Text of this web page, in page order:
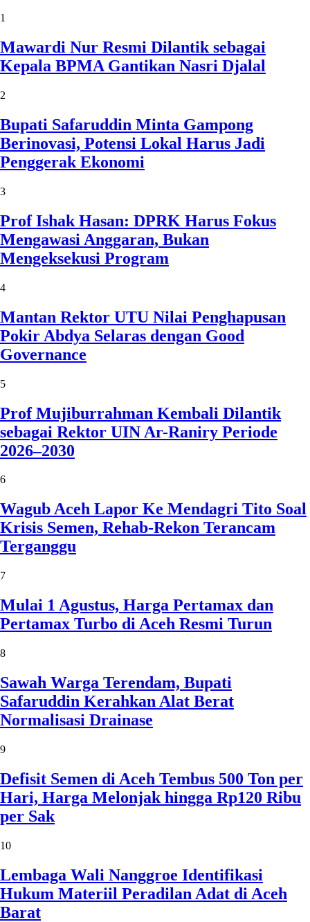
1
Mawardi Nur Resmi Dilantik sebagai
Kepala BPMA Gantikan Nasri Djalal
2
Bupati Safaruddin Minta Gampong
Berinovasi, Potensi Lokal Harus Jadi
Penggerak Ekonomi
3
Prof Ishak Hasan: DPRK Harus Fokus
Mengawasi Anggaran, Bukan
Mengeksekusi Program
4
Mantan Rektor UTU Nilai Penghapusan
Pokir Abdya Selaras dengan Good
Governance
5
Prof Mujiburrahman Kembali Dilantik
sebagai Rektor UIN Ar-Raniry Periode
2026–2030
6
Wagub Aceh Lapor Ke Mendagri Tito Soal
Krisis Semen, Rehab-Rekon Terancam
Terganggu
7
Mulai 1 Agustus, Harga Pertamax dan
Pertamax Turbo di Aceh Resmi Turun
8
Sawah Warga Terendam, Bupati
Safaruddin Kerahkan Alat Berat
Normalisasi Drainase
9
Defisit Semen di Aceh Tembus 500 Ton per
Hari, Harga Melonjak hingga Rp120 Ribu
per Sak
10
Lembaga Wali Nanggroe Identifikasi
Hukum Materiil Peradilan Adat di Aceh
Barat